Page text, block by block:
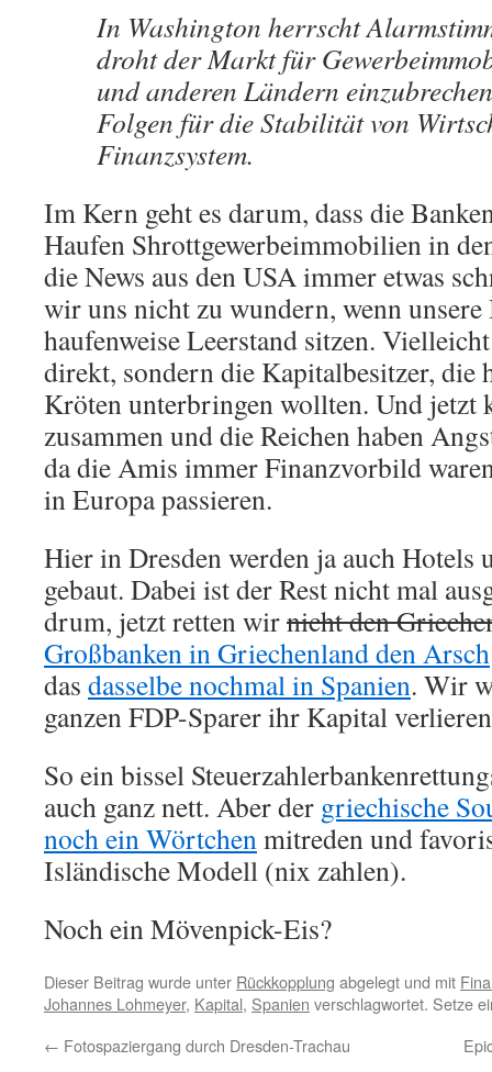
In Washington herrscht
droht der Markt für
und anderen Ländern
Folgen für die Stabilität von
Finanzsystem.
Im Kern geht es darum, dass die
Haufen Shrottgewerbeimmobilien in
die News aus den USA immer etwas
wir uns nicht zu wundern, wenn
haufenweise Leerstand sitzen.
direkt, sondern die Kapitalbesitzer, die
Kröten unterbringen wollten. Und jetzt
zusammen und die Reichen haben
da die Amis immer Finanzvorbild
in Europa passieren.
Hier in Dresden werden ja auch Hotels
gebaut. Dabei ist der Rest nicht mal
drum, jetzt retten wirnicht den
Großbanken in Griechenland den Arsch
das dasselbe nochmal in Spanien. Wir
ganzen FDP-Sparer ihr Kapital
So ein bissel
auch ganz nett. Aber der griechische
noch ein Wörtchenmitreden und
Isländische Modell (nix zahlen).
Noch ein Mövenpick-Eis?
Dieser Beitrag wurde unter Rückkopplung abgelegt und mit
Johannes Lohmeyer, Kapital, Spanien verschlagwortet. Setze
← Fotospaziergang durch Dresden-Trachau